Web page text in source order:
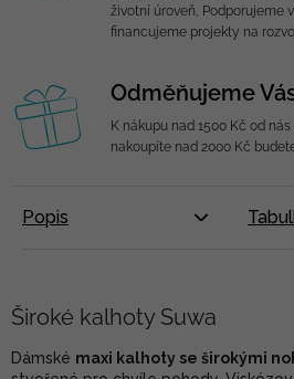
životní úroveň, Podporujeme
financujeme projekty na
Odměňujeme
K nákupu nad 1500 Kč od
nakoupíte nad 2000 Kč
Popis
Široké kalhoty Suwa
Dámské maxi kalhoty se širokými